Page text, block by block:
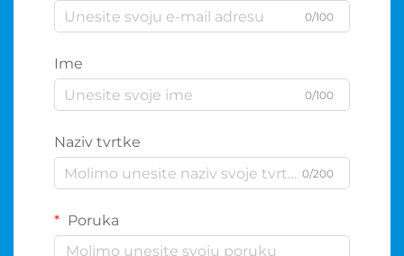
0/100
Ime
0/100
Naziv tvrtke
0/200
Poruka